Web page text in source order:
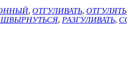
, ОТГУЛИВАТЬ, ОТГУЛЯТЬ
, РАЗГУЛИВАТЬ,